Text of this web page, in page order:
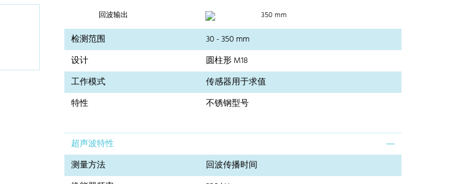
回波输出 350 mm
检测范围
30 - 350 mm
设计
圆柱形 M18
工作模式
传感器用于求值
特性
不锈钢型号
超声波特性
测量方法
回波传播时间